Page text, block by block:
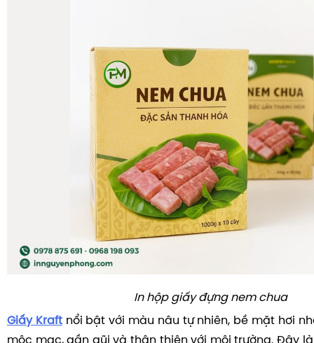
In hộp giấy đựng nem chua
Giấy Kraftnổi bật với màu nâu tự nhiên, bề mặt hơi
mộc mạc, gần gũi và thân thiện với môi trường. Đây